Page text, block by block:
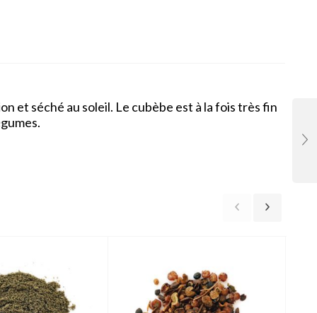
et séché au soleil. Le cubèbe est à la fois très fin